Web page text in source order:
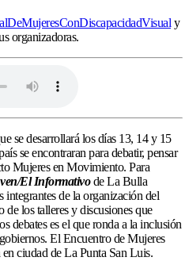
y
organizadoras.
se desarrollará los días 13, 14 y 15
se encontraran para debatir, pensar
Mujeres en Movimiento. Para
El Informativode La Bulla
integrantes de la organización del
de los talleres y discusiones que
debates es el que ronda a la inclusión
El Encuentro de Mujeres
ciudad de La Punta San Luis.